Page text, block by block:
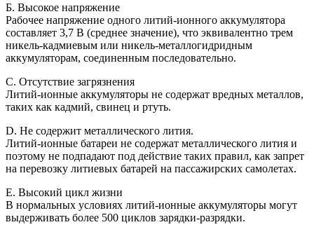
Б. Высокое напряжение
Рабочее напряжение одного литий-ионного аккумулятора
составляет 3,7 В (среднее значение), что эквивалентно трем
никель-кадмиевым или никель-металлогидридным
аккумуляторам, соединенным последовательно.
С. Отсутствие загрязнения
Литий-ионные аккумуляторы не содержат вредных металлов,
таких как кадмий, свинец и ртуть.
D. Не содержит металлического лития.
Литий-ионные батареи не содержат металлического лития и
поэтому не подпадают под действие таких правил, как запрет
на перевозку литиевых батарей на пассажирских самолетах.
E. Высокий цикл жизни
В нормальных условиях литий-ионные аккумуляторы могут
выдерживать более 500 циклов зарядки-разрядки.